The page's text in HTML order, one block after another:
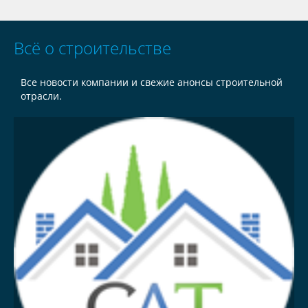
Всё о строительстве
Все новости компании и свежие анонсы строительной
отрасли.